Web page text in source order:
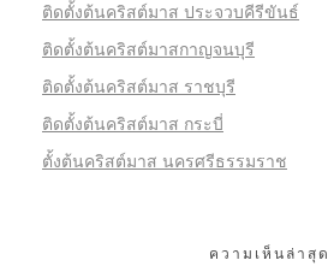
ติดตั้งต้นคริสต์มาส ประจวบคีรีขันธ์
ติดตั้งต้นคริสต์มาสกาญจนบุรี
ติดตั้งต้นคริสต์มาส ราชบุรี
ติดตั้งต้นคริสต์มาส กระบี่
ตั้งต้นคริสต์มาส นครศรีธรรมราช
ความเห็นล่าสุด